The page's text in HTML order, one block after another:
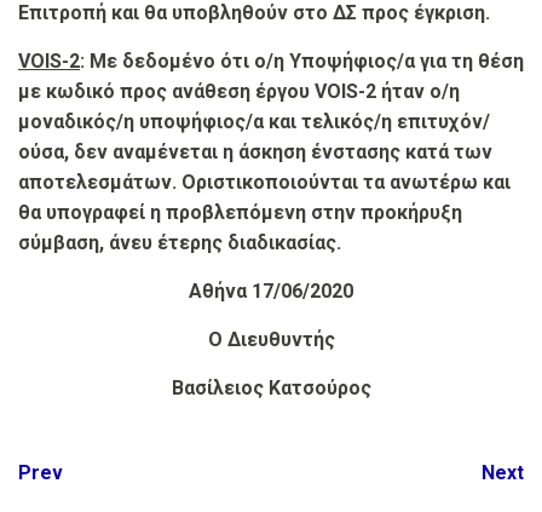
Επιτροπή και θα υποβληθούν στο ΔΣ προς έγκριση.
VOIS-2: Με δεδομένο ότι ο/η Υποψήφιος/α για τη θέση
με κωδικό προς ανάθεση έργου VOIS-2 ήταν ο/η
μοναδικός/η υποψήφιος/α και τελικός/η επιτυχόν/
ούσα, δεν αναμένεται η άσκηση ένστασης κατά των
αποτελεσμάτων. Οριστικοποιούνται τα ανωτέρω και
θα υπογραφεί η προβλεπόμενη στην προκήρυξη
σύμβαση, άνευ έτερης διαδικασίας.
Αθήνα 17/06/2020
Ο Διευθυντής
Βασίλειος Κατσούρος
Post
Prev Next